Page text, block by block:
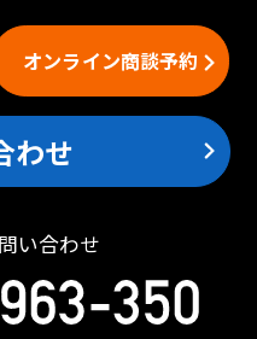
オンライン商談予約
わせ
い合わせ